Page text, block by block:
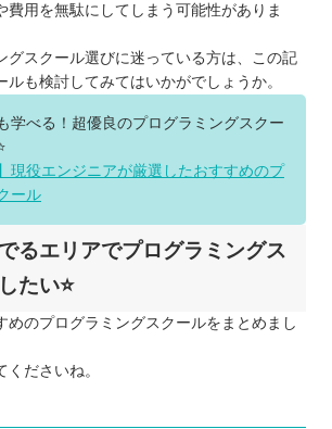
費用を無駄にしてしまう可能性がありま
グスクール選びに迷っている方は、この記
ルも検討してみてはいかがでしょうか。
学べる！超優良のプログラミングスクー
現役エンジニアが厳選したおすすめのプ
ール
るエリアでプログラミングス
たい⭐️
めのプログラミングスクールをまとめまし
ださいね。